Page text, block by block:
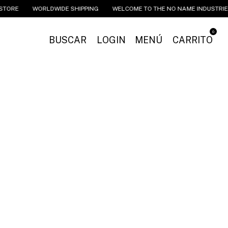
WORLDWIDE SHIPPING WELCOME TO THE NO NAME INDUSTRIES
MENÚ
BUSCAR LOGIN CARRITO
0